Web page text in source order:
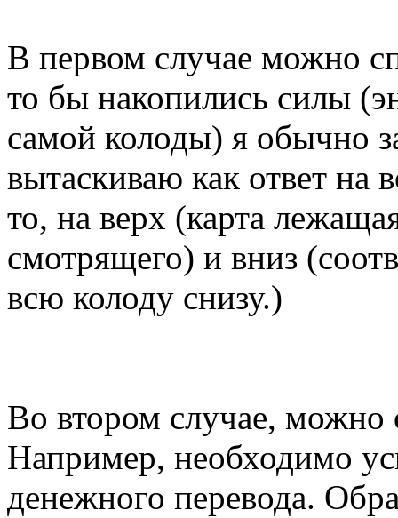
В первом случае можно
то бы накопились силы
самой колоды) я обычно
вытаскиваю как ответ на
то, на верх (карта
смотрящего) и вниз
всю колоду снизу.)
Во втором случае, можно
Например, необходимо
денежного перевода.